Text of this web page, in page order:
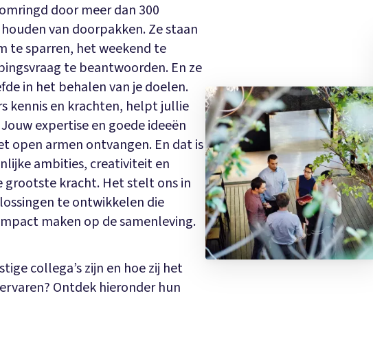
door meer dan 300
van doorpakken. Ze staan
te sparren, het weekend te
te beantwoorden. En ze
in het behalen van je doelen.
kennis en krachten, helpt jullie
expertise en goede ideeën
open armen ontvangen. En dat is
ambities, creativiteit en
grootste kracht. Het stelt ons in
te ontwikkelen die
maken op de samenleving.
collega’s zijn en hoe zij het
Ontdek hieronder hun